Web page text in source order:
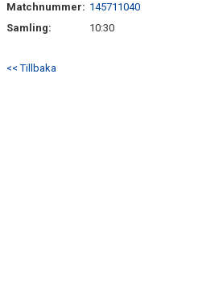
Matchnummer: 145711040
Samling:
10:30
<< Tillbaka